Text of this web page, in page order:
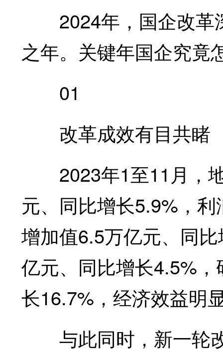
2024年，国企改革
之年。关键年国企究竟
01
改革成效有目共睹
2023年1至11月，地
元、同比增长5.9%，
增加值6.5万亿元、同
亿元、同比增长4.5%
长16.7%，经济效益明
与此同时，新一轮